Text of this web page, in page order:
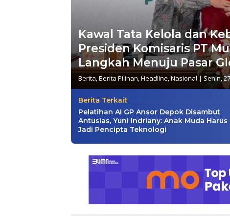
Kawal Tata Kelola dan
Presiden Komisaris PT
Langkah Menuju Pasar
Berita,Berita Pilihan,Headline,Nasional|Senin,
Berita Terkait
Pelatihan AI GP Ansor Depok Disambut
Antusias, Yuni Indriany: Anak Muda Harus
Jadi Pencipta Teknologi